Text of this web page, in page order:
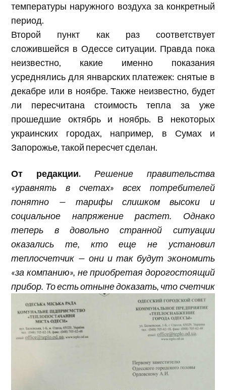
температуры наружного воздуха за конкретный
период.
Второй пункт как раз соответствует
сложившейся в Одессе ситуации. Правда пока
неизвестно, какие именно показания
усреднялись для январских платежек: снятые в
декабре или в ноябре. Также неизвестно, будет
ли пересчитана стоимость тепла за уже
прошедшие октябрь и ноябрь. В некоторых
украинских городах, например, в Сумах и
Запорожье, такой пересчет сделан.
От редакции. Решение правительства
«уравнять в счетах» всех потребителей
понятно — тарифы слишком высоки и
социальное напряжение растет. Однако
теперь в довольно странной ситуации
оказались те, кто еще не установил
теплосчетчик — они и так будут экономить
«за компанию», не приобретая дорогостоящий
прибор. Тоесть отныне доказать, что счетчик